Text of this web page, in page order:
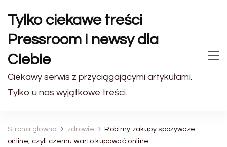
Tylko ciekawe treści
Pressroom i newsy dla
Ciebie
Ciekawy serwis z przyciągającymi artykułami.
Tylko u nas wyjątkowe treści.
Strona główna zdrowie
Robimy zakupy spożywcze
online, czyli czemu warto kupować online